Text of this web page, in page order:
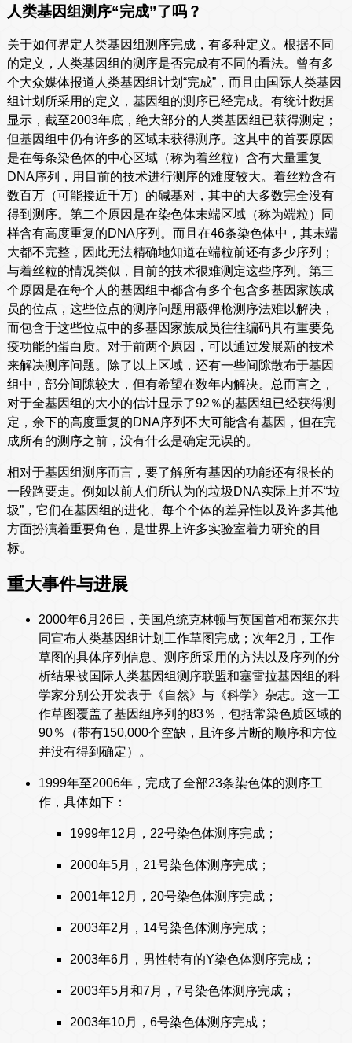
人类基因组测序“完成”了吗？
关于如何界定人类基因组测序完成，有多种定义。根据不同
的定义，人类基因组的测序是否完成有不同的看法。曾有多
个大众媒体报道人类基因组计划“完成”，而且由国际人类基因
组计划所采用的定义，基因组的测序已经完成。有统计数据
显示，截至2003年底，绝大部分的人类基因组已获得测定；
但基因组中仍有许多的区域未获得测序。这其中的首要原因
是在每条染色体的中心区域（称为着丝粒）含有大量重复
DNA序列，用目前的技术进行测序的难度较大。着丝粒含有
数百万（可能接近千万）的碱基对，其中的大多数完全没有
得到测序。第二个原因是在染色体末端区域（称为端粒）同
样含有高度重复的DNA序列。而且在46条染色体中，其末端
大都不完整，因此无法精确地知道在端粒前还有多少序列；
与着丝粒的情况类似，目前的技术很难测定这些序列。第三
个原因是在每个人的基因组中都含有多个包含多基因家族成
员的位点，这些位点的测序问题用霰弹枪测序法难以解决，
而包含于这些位点中的多基因家族成员往往编码具有重要免
疫功能的蛋白质。对于前两个原因，可以通过发展新的技术
来解决测序问题。除了以上区域，还有一些间隙散布于基因
组中，部分间隙较大，但有希望在数年内解决。总而言之，
对于全基因组的大小的估计显示了92％的基因组已经获得测
定，余下的高度重复的DNA序列不大可能含有基因，但在完
成所有的测序之前，没有什么是确定无误的。
相对于基因组测序而言，要了解所有基因的功能还有很长的
一段路要走。例如以前人们所认为的垃圾DNA实际上并不“垃
圾”，它们在基因组的进化、每个个体的差异性以及许多其他
方面扮演着重要角色，是世界上许多实验室着力研究的目
标。
重大事件与进展
2000年6月26日，美国总统克林顿与英国首相布莱尔共
同宣布人类基因组计划工作草图完成；次年2月，工作
草图的具体序列信息、测序所采用的方法以及序列的分
析结果被国际人类基因组测序联盟和塞雷拉基因组的科
学家分别公开发表于《自然》与《科学》杂志。这一工
作草图覆盖了基因组序列的83％，包括常染色质区域的
90％（带有150,000个空缺，且许多片断的顺序和方位
并没有得到确定）。
1999年至2006年，完成了全部23条染色体的测序工
作，具体如下：
1999年12月，22号染色体测序完成；
2000年5月，21号染色体测序完成；
2001年12月，20号染色体测序完成；
2003年2月，14号染色体测序完成；
2003年6月，男性特有的Y染色体测序完成；
2003年5月和7月，7号染色体测序完成；
2003年10月，6号染色体测序完成；